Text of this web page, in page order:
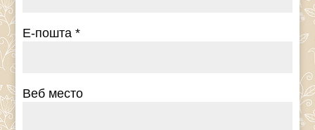
Е-пошта*
Веб место